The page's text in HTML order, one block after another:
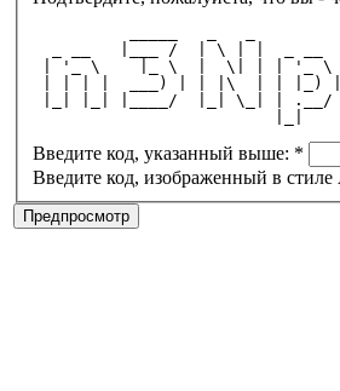
_ __   |___ /  | \ | |  _ __
| '_ \    |_ \  |  \| | | '_ \
| | | |  ___) | | |\  | | |_)
|_| |_| |____/  |_| \_| | .__/
Введите код, указанный выше: *
Введите код, изображенный в стиле